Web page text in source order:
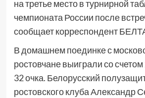
на третье место в турнирной
чемпионата России после
сообщает корреспондент
В домашнем поединке с
ростовчане выиграли со
32 очка. Белорусский
ростовского клуба Александр